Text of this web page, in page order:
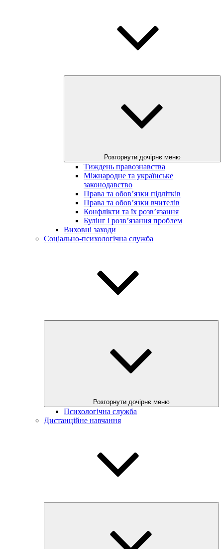
Розгорнути дочірнє меню
Тиждень правознавства
Міжнародне та українське
законодавство
Права та обов’язки підлітків
Права та обов’язки вчителів
Конфлікти та їх розв’язання
Булінг і розв’язання проблем
Виховні заходи
Соціально-психологічна служба
Розгорнути дочірнє меню
Психологічна служба
Дистанційне навчання